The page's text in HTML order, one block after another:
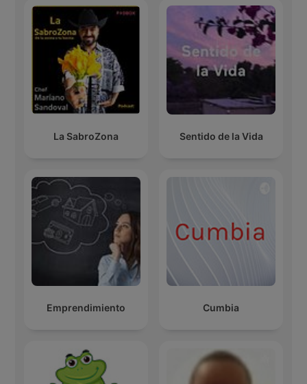
La SabroZona Sentido de la Vida
Emprendimiento Cumbia